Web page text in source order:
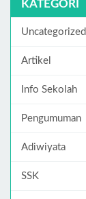
KATEGORI
Uncategorized
Artikel
Info Sekolah
Pengumuman
Adiwiyata
SSK